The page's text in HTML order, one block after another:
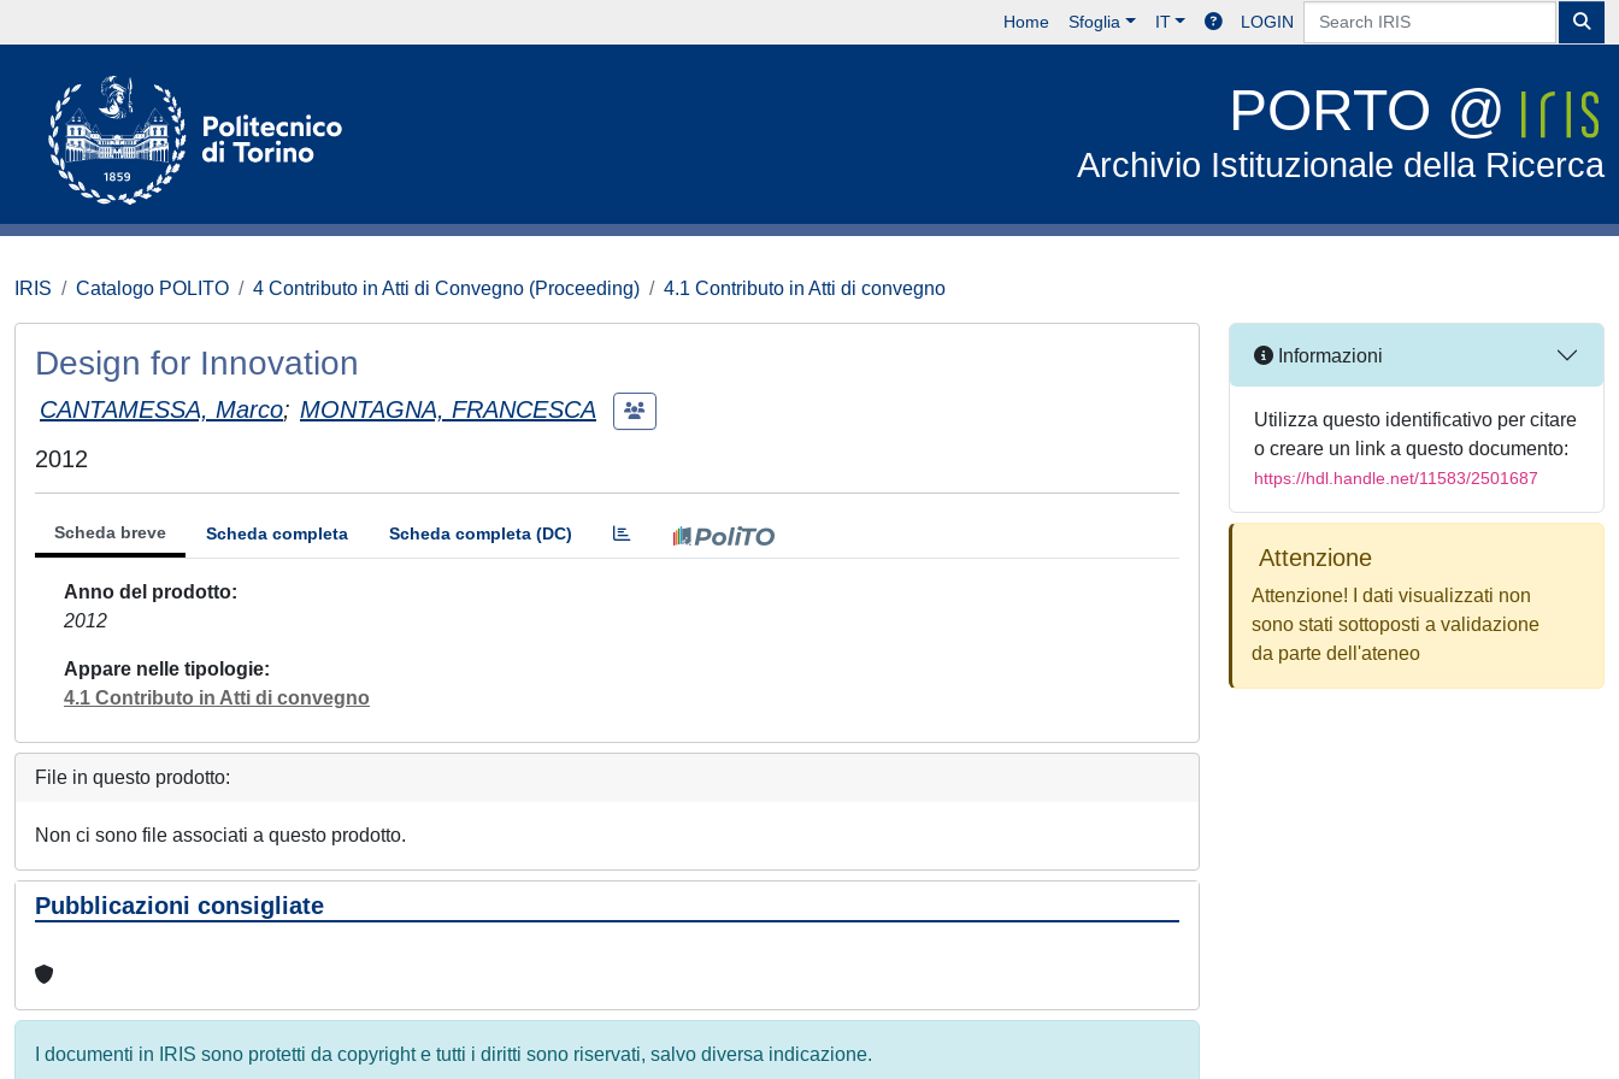
Home Sfoglia IT LOGIN
PORTO @
Archivio Istituzionale della Ricerca
IRIS Catalogo POLITO 4 Contributo in Atti di Convegno (Proceeding) 4.1 Contributo in Atti di convegno
Design for Innovation
CANTAMESSA, Marco; MONTAGNA, FRANCESCA
2012
Scheda breve Scheda completa Scheda completa (DC)
Anno del prodotto
2012
Appare nelle tipologie
4.1 Contributo in Atti di convegno
File in questo prodotto:
Non ci sono file associati a questo prodotto.
Pubblicazioni consigliate
I documenti in IRIS sono protetti da copyright e tutti i diritti sono riservati, salvo diversa indicazione.
Informazioni
Utilizza questo identificativo per citare
o creare un link a questo documento:
https://hdl.handle.net/11583/2501687
Attenzione
Attenzione! I dati visualizzati non
sono stati sottoposti a validazione
da parte dell'ateneo